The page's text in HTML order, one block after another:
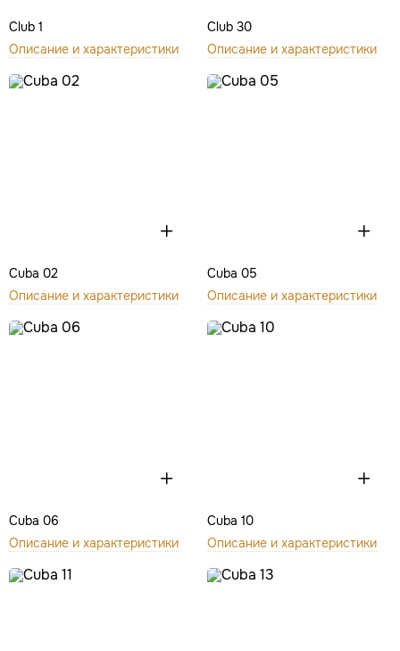
Club 1
Описание и характеристики
Club 30
Описание и характеристики
Cuba 02
Описание и характеристики
Cuba 05
Описание и характеристики
Cuba 06
Описание и характеристики
Cuba 10
Описание и характеристики